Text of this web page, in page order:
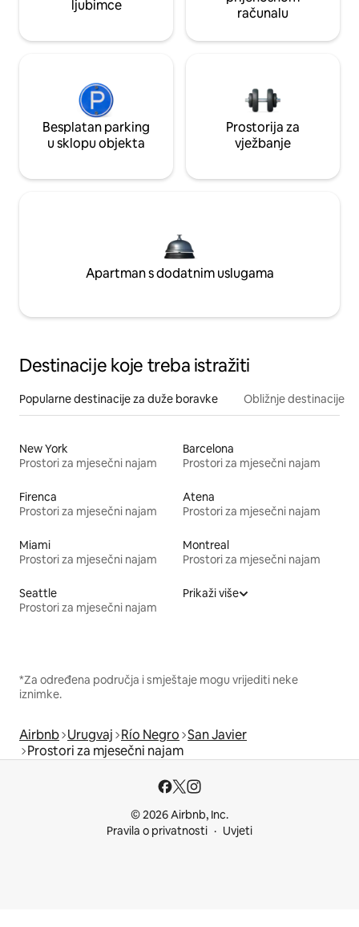
ljubimce
računalu
Besplatan parking
u sklopu objekta
Prostorija za
vježbanje
Apartman s dodatnim uslugama
Destinacije koje treba istražiti
Popularne destinacije za duže boravke Obližnje destinacije
New York
Prostori za mjesečni najam
Barcelona
Prostori za mjesečni najam
Firenca
Prostori za mjesečni najam
Atena
Prostori za mjesečni najam
Miami
Prostori za mjesečni najam
Montreal
Prostori za mjesečni najam
Seattle
Prostori za mjesečni najam
Prikaži više
*Za određena područja i smještaje mogu vrijediti neke
iznimke.
Airbnb Urugvaj Río Negro San Javier
Prostori za mjesečni najam
© 2026 Airbnb, Inc.
Pravila o privatnosti
Uvjeti